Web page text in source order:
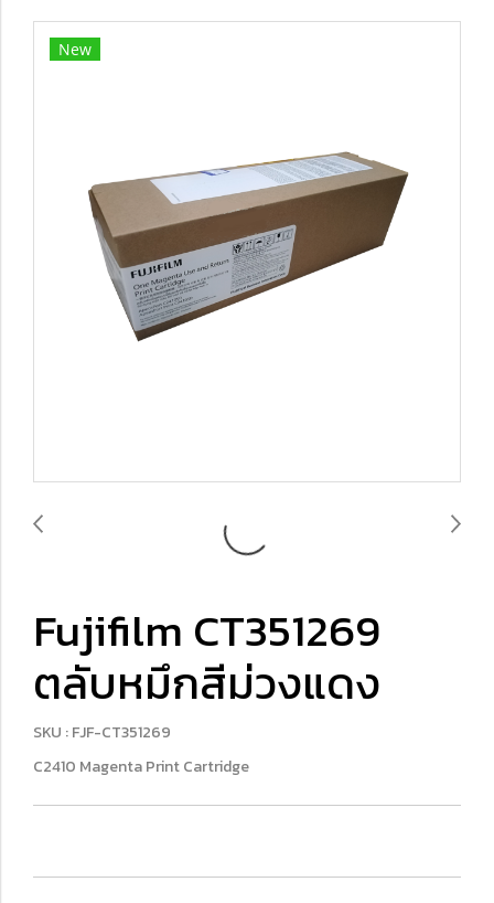
New
Fujifilm CT351269
ตลับหมึกสีม่วงแดง
SKU : FJF-CT351269
C2410 Magenta Print Cartridge